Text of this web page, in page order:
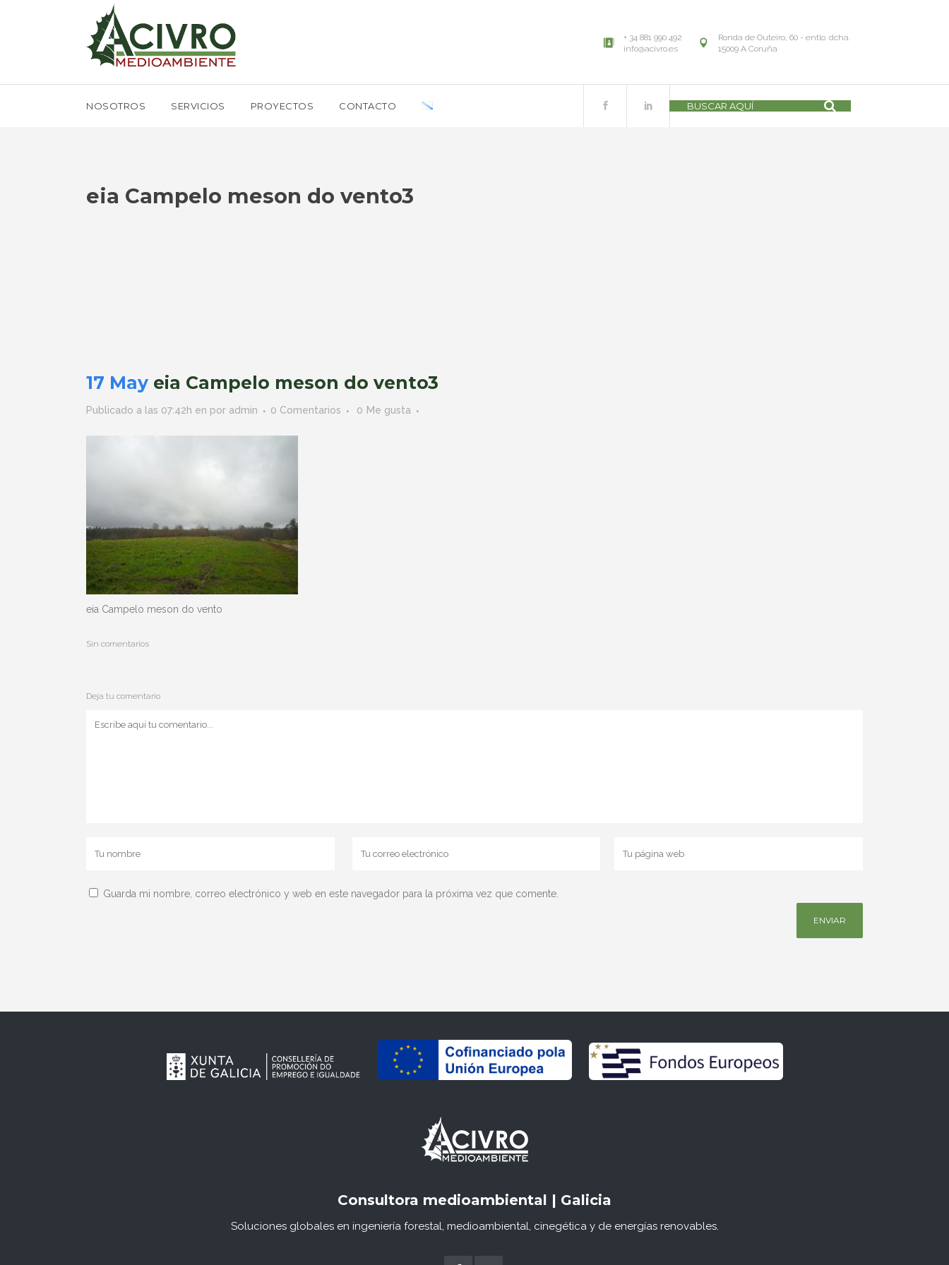
+ 34 881 990 492
info@acivro.es
Ronda de Outeiro, 60 - entlo. dcha.
15009 A Coruña
NOSOTROS SERVICIOS PROYECTOS CONTACTO
eia Campelo meson do vento3
17 May eia Campelo meson do vento3
Publicado a las 07:42h en por admin 0 Comentarios 0 Me gusta
eia Campelo meson do vento
Sin comentarios
Deja tu comentario
Guarda mi nombre, correo electrónico y web en este navegador para la próxima vez que comente.
Consultora medioambiental | Galicia
Soluciones globales en ingeniería forestal, medioambiental, cinegética y de energías renovables.